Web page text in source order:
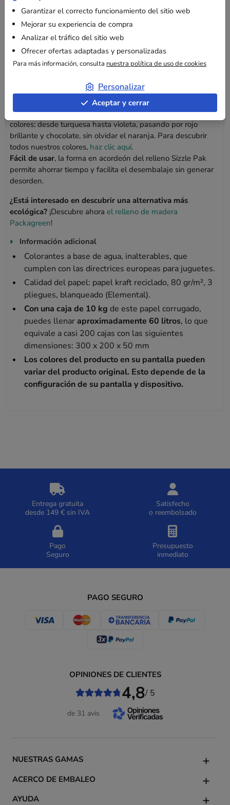
¿Cuáles son las ventajas del relleno de papel
Sizzle Pak?
Uso
Nuestro
relleno de papel Sizzle Pak
es ideal para crear
hermosas cestas decoradas para regalar en ocasiones
festivas. Este tipo de relleno es una excelente alternativa
Nuestra gama derellenos de papelestá disponible en varios
colores: desde turquesa hasta violeta, pasando por rojo
brillante y chocolate, sin olvidar el naranja. Para descubrir
todos nuestros colores, haz clic aquí.
Fácil de usar, la forma en acordeón del relleno Sizzle Pak
permite ahorrar tiempo y facilita el desembalaje sin generar
desorden.
¿Está interesado en descubrir una alternativa más
ecológica? ¡Descubre ahorael relleno de madera
Packagreen!
Información adicional
Colorantes a base de agua, inalterables, que
cumplen con las directrices europeas para juguetes.
Calidad del papel: papel kraft reciclado, 80 gr/m², 3
pliegues, blanqueado (Elemental).
Con una caja de 10 kg de este papel corrugado,
puedes llenaraproximadamente 60 litros, lo que
equivale a casi 200 cajas con las siguientes
dimensiones: 300 x 200 x 50 mm
Los colores del producto en su pantalla pueden
variar del producto original. Esto depende de la
configuración de su pantalla y dispositivo.
Entrega gratuita
desde 149 € sin IVA
Satisfecho
o reembolsado
Pago
Seguro
Presupuesto
inmediato
PAGO SEGURO
NUESTRAS GAMAS
ACERCO DE EMBALEO
AYUDA
OPINIONES DE CLIENTES
4,8/ 5
de 31 avis
Garantizar el correcto funcionamiento del sitio web
Mejorar su experiencia de compra
Analizar el tráfico del sitio web
Ofrecer ofertas adaptadas y personalizadas
Para más información, consulta nuestra política de uso de cookies
Personalizar
Aceptar y cerrar